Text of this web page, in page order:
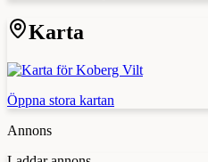
Karta
Öppna stora kartan
Annons